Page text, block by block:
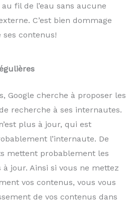
fil de l’eau sans aucune
C’est bien dommage
contenus!
Google cherche à proposer les
recherche à ses internautes.
plus à jour, qui est
l’internaute. De
mettent probablement les
jour. Ainsi si vous ne mettez
vos contenus, vous vous
de vos contenus dans